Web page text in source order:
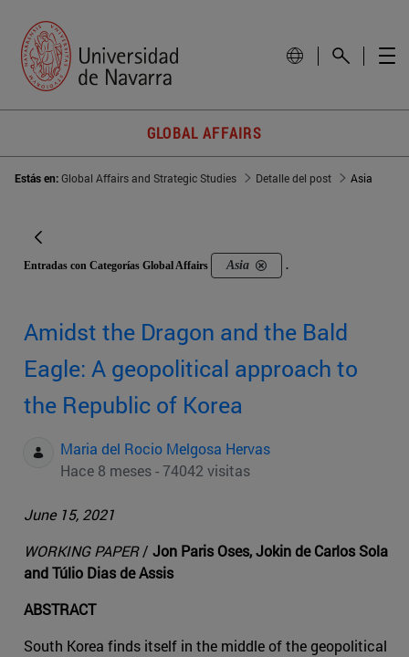
GLOBAL AFFAIRS
Estás en:Global Affairs and Strategic Studies Detalle del post Asia
Entradas con Categorías Global Affairs Asia .
Amidst the Dragon and the Bald
Eagle: A geopolitical approach to
the Republic of Korea
Maria del Rocio Melgosa Hervas
Hace 8 meses - 74042 visitas
June 15, 2021
WORKING PAPER/ Jon Paris Oses, Jokin de Carlos Sola
and Túlio Dias de Assis
ABSTRACT
South Korea finds itself in the middle of the geopolitical